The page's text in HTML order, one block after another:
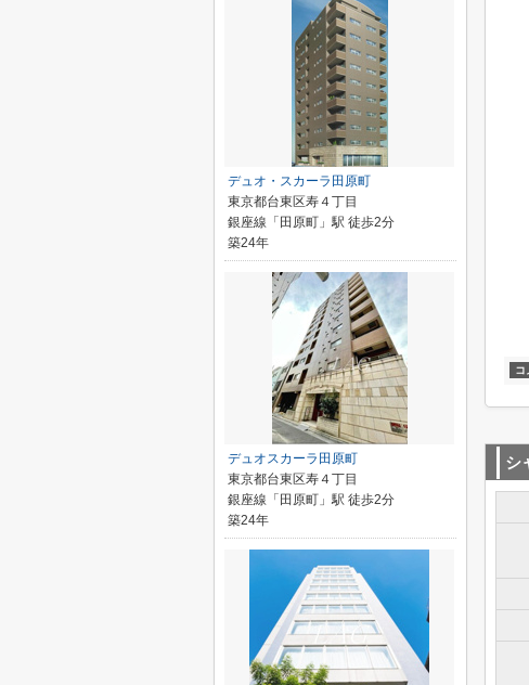
コ
シ
デュオ・スカーラ田原町
東京都台東区寿４丁目
銀座線「田原町」駅 徒歩2分
築24年
デュオスカーラ田原町
東京都台東区寿４丁目
銀座線「田原町」駅 徒歩2分
築24年